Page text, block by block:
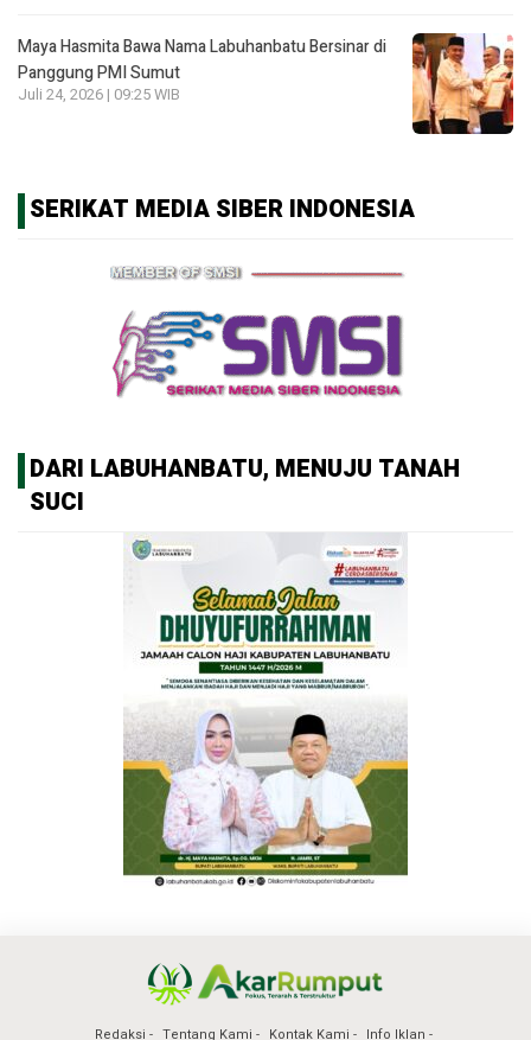
Maya Hasmita Bawa Nama Labuhanbatu Bersinar di
Panggung PMI Sumut
Juli 24, 2026 | 09:25 WIB
SERIKAT MEDIA SIBER INDONESIA
DARI LABUHANBATU, MENUJU TANAH
SUCI
Redaksi Tentang Kami Kontak Kami Info Iklan